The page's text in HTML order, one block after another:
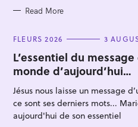
Read More
C
T
E
G
O
I
E
S
FLEURS 2026 3
L’essentiel du
monde d’aujourd’hui…
Jésus nous laisse un message
ce sont ses derniers mots...
aujourd'hui de son essentiel
r
: